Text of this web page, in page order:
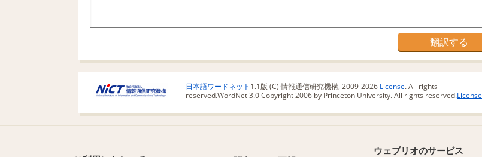
日本語ワードネット 1.1版 (C) 情報通信研究機構, 2009-2026 License. All rights
reserved.WordNet 3.0 Copyright 2006 by Princeton University. All rights reserved.License
ウェブリオのサービス